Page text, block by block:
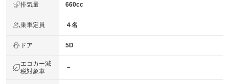
排気量 660cc
乗車定員 ４名
ドア 5D
エコカー減
税対象車
－